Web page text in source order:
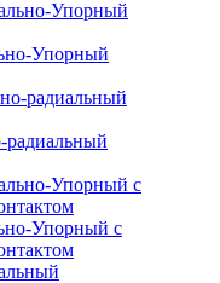
Упорный
Упорный с